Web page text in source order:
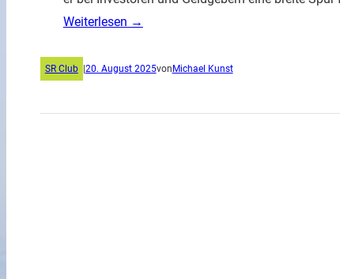
Weiterlesen →
SR Club 20. August 2025von Michael Kunst